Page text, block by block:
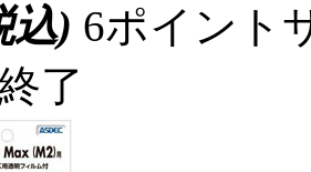
込) 6ポイント
了